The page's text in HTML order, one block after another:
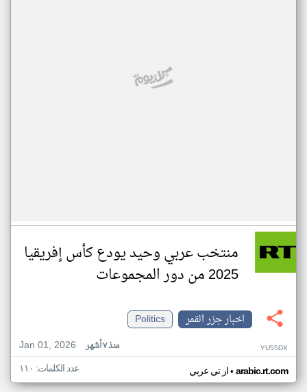
منتخب عربي وحيد يودع كأس إفريقيا
2025 من دور المجموعات
اخبار جزر القمر
Politics
Jan 01, 2026
منذ ٧ أشهر YU55DX
ار تي عربي• arabic.rt.com عدد الكلمات: ١١٠